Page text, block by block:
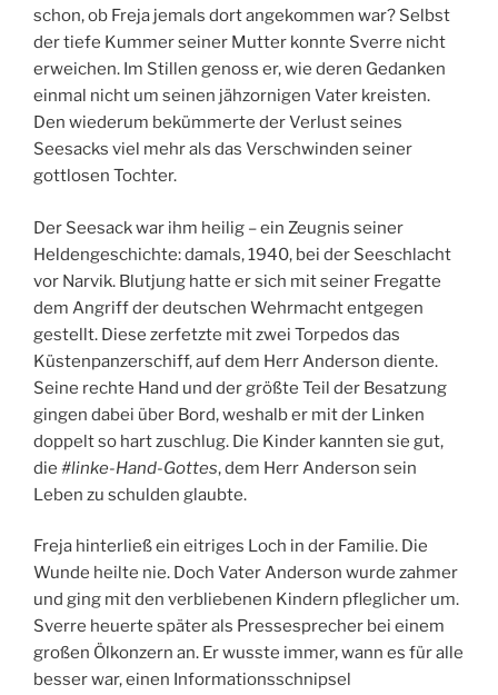
schon, ob Freja jemals dort angekommen war? Selbst
der tiefe Kummer seiner Mutter konnte Sverre nicht
erweichen. Im Stillen genoss er, wie deren Gedanken
einmal nicht um seinen jähzornigen Vater kreisten.
Den wiederum bekümmerte der Verlust seines
Seesacks viel mehr als das Verschwinden seiner
gottlosen Tochter.
Der Seesack war ihm heilig – ein Zeugnis seiner
Heldengeschichte: damals, 1940, bei der Seeschlacht
vor Narvik. Blutjung hatte er sich mit seiner Fregatte
dem Angriff der deutschen Wehrmacht entgegen
gestellt. Diese zerfetzte mit zwei Torpedos das
Küstenpanzerschiff, auf dem Herr Anderson diente.
Seine rechte Hand und der größte Teil der Besatzung
gingen dabei über Bord, weshalb er mit der Linken
doppelt so hart zuschlug. Die Kinder kannten sie gut,
die #linke-Hand-Gottes, dem Herr Anderson sein
Leben zu schulden glaubte.
Freja hinterließ ein eitriges Loch in der Familie. Die
Wunde heilte nie. Doch Vater Anderson wurde zahmer
und ging mit den verbliebenen Kindern pfleglicher um.
Sverre heuerte später als Pressesprecher bei einem
großen Ölkonzern an. Er wusste immer, wann es für alle
besser war, einen Informationsschnipsel